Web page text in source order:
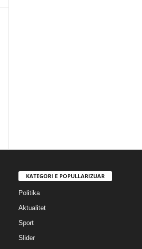
KATEGORI E POPULLARIZUAR
Politika
Aktualitet
Sport
Slider